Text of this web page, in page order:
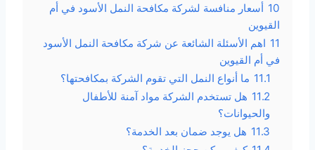
10 أسعار منافسة لشركة مكافحة النمل الأسود في أم
القيوين
11 اهم الأسئلة الشائعة عن شركة مكافحة النمل الأسود
في أم القيوين
11.1 ما أنواع النمل التي تقوم الشركة بمكافحتها؟
11.2 هل تستخدم الشركة مواد آمنة للأطفال
والحيوانات؟
11.3 هل يوجد ضمان بعد الخدمة؟